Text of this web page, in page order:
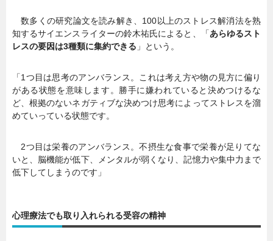
数多くの研究論文を読み解き、100以上のストレス解消法を熟
知するサイエンスライターの鈴木祐氏によると、「あらゆるスト
レスの要因は3種類に集約できる 」という。
「1つ目は思考のアンバランス。これは考え方や物の見方に偏り
がある状態を意味します。勝手に嫌われていると決めつけるな
ど、根拠のないネガティブな決めつけ思考によってストレスを溜
めていっている状態です。
2つ目は栄養のアンバランス。不摂生な食事で栄養が足りてな
いと、脳機能が低下、メンタルが弱くなり、記憶力や集中力まで
低下してしまうのです」
心理療法でも取り入れられる受容の精神